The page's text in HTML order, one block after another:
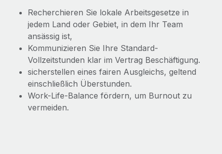
Recherchieren Sie lokale Arbeitsgesetze in
jedem Land oder Gebiet, in dem Ihr Team
ansässig ist,
Kommunizieren Sie Ihre Standard-
Vollzeitstunden klar im Vertrag Beschäftigung.
sicherstellen eines fairen Ausgleichs, geltend
einschließlich Überstunden.
Work-Life-Balance fördern, um Burnout zu
vermeiden.